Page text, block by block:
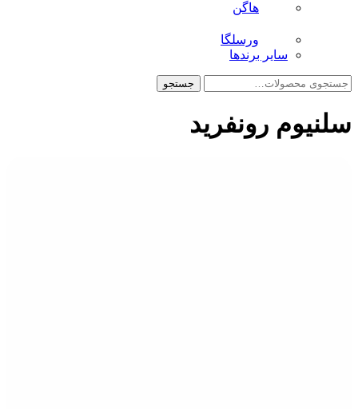
هاگن
ورسلگا
سایر برند‌ها
جستجو
جستجو
سلنیوم رونفرید